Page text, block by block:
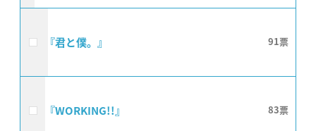
『君と僕。』 91
『WORKING!!』 83